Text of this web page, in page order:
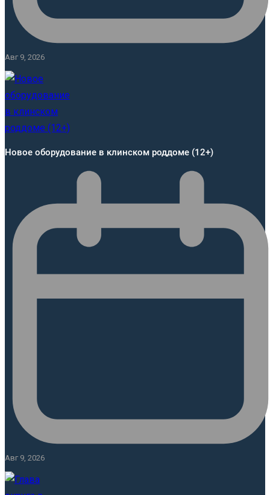
Авг 9, 2026
Новое оборудование в клинском роддоме (12+)
Авг 9, 2026